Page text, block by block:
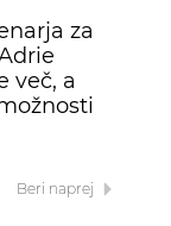
za
več, a
Beri naprej